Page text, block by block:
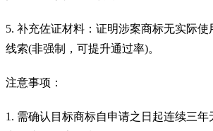
5. 补充佐证材料：证明涉案商标无实际
线索(非强制，可提升通过率)。
注意事项：
1. 需确认目标商标自申请之日起连续三年